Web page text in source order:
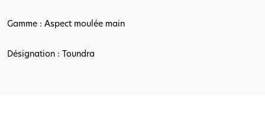
Gamme : Aspect moulée main
Désignation : Toundra